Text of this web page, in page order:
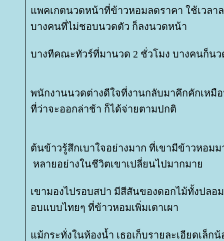
พคเกตนวดหน้าที่ข้าวหอมลดราคา ใช้เวลา
บางคนที่ไม่ชอบนวดตัว ก็ลงนวดหน้า
บางทีคณะทัวร์ที่มานวด 2 ชั่วโมง บางคนก็น
พนักงานนวดต่างดีใจที่งานกลับมาคึกคักเหมือ
ที่ว่าจะออกล่าช้า ก็ได้จ่ายตามปกติ
ต้นข้าวรู้สึกเบาใจอย่างมาก ที่เขามีข้าวหอม
หลายอย่างในชีวิตเขาเปลี่ยนไปมากมา
เขามองไปรอบสปา มีสีสันของดอกไม้ทั้งปล
อบแบบไทยๆ ที่ข้าวหอมเพิ่มเตาเผา
ม้กระทั่งในห้องน้ำ เธอเก็บรายละเอียดเล็ก